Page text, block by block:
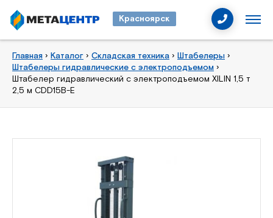
Красноярск
Главная › Каталог › Складская техника › Штабелеры ›
Штабелеры гидравлические с электроподъемом ›
Штабелер гидравлический с электроподъемом XILIN 1,5 т
2,5 м CDD15B-E